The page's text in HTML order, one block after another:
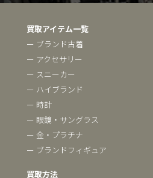
買取アイテム一覧
ー ブランド古着
ー アクセサリー
ー スニーカー
ー ハイブランド
ー 時計
ー 眼鏡・サングラス
ー 金・プラチナ
ー ブランドフィギュア
買取方法